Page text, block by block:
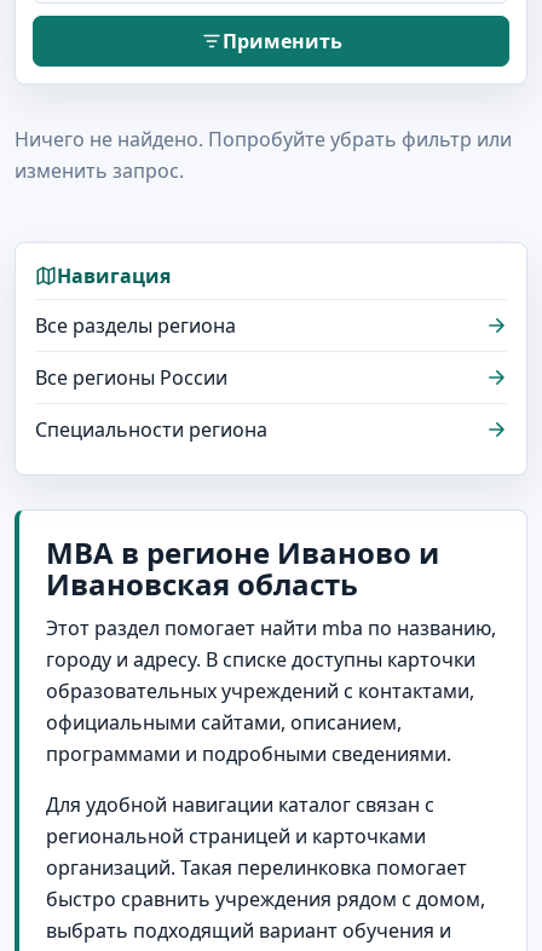
Применить
Ничего не найдено. Попробуйте убрать фильтр или
изменить запрос.
Навигация
Все разделы региона
Все регионы России
Специальности региона
MBA в регионе Иваново и
Ивановская область
Этот раздел помогает найти mba по названию,
городу и адресу. В списке доступны карточки
образовательных учреждений с контактами,
официальными сайтами, описанием,
программами и подробными сведениями.
Для удобной навигации каталог связан с
региональной страницей и карточками
организаций. Такая перелинковка помогает
быстро сравнить учреждения рядом с домом,
выбрать подходящий вариант обучения и